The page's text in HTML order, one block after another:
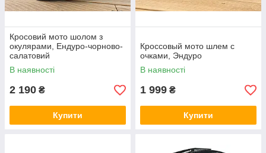
Кросовий мото шолом з
окулярами, Ендуро-чорново-
салатовий
В наявності
2 190 ₴
Купити
Кроссовый мото шлем с
очками, Эндуро
В наявності
1 999 ₴
Купити